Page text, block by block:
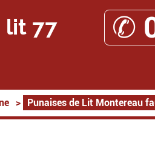
lit 77 ✆
> Punaises de Lit Montereau